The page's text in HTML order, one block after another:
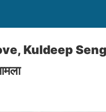
Kuldeep